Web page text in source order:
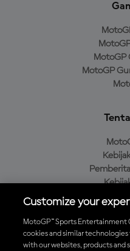
MotoGP
MotoGP
Unduh
Customize your
MotoGP™ Sports Entertainment
cookies and similar
with our websites, products and